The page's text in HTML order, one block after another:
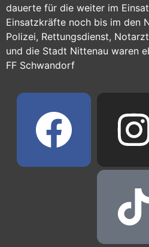
dauerte für die weiter im
Einsatzkräfte noch bis im den
Polizei, Rettungsdienst,
und die Stadt Nittenau waren
FF Schwandorf